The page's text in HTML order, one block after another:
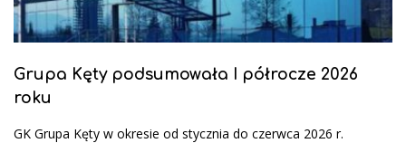
Grupa Kęty podsumowała I półrocze 2026
roku
GK Grupa Kęty w okresie od stycznia do czerwca 2026 r.